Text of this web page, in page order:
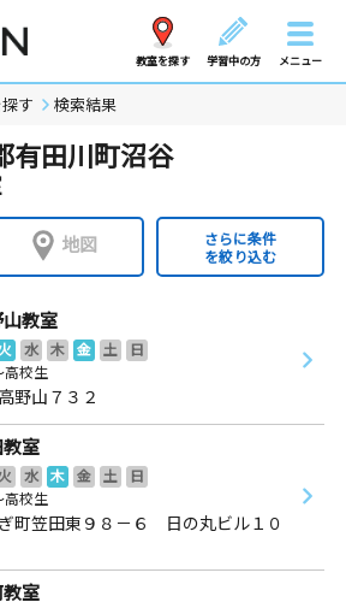
教室を探す 学習中の方 メニュー
す 検索結果
有田川町沼谷
地図
さらに条件
を絞り込む
教室
水 木 金 土
日
高校生
野山７３２
室
水 木 金 土
日
高校生
町笠田東９８－６ 日の丸ビル１０
室